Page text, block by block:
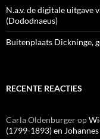
N.a.v. de digitale uitgave
(Dododnaeus)
Buitenplaats Dickninge,
RECENTE REACTIES
Carla Oldenburgerop
(1799-1893) en